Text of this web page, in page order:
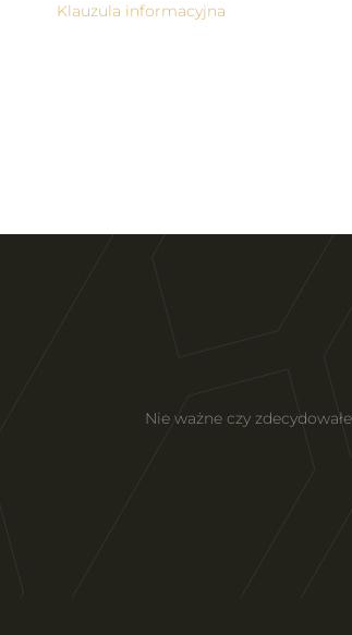
Klauzula informacyjna
Nie ważne czy